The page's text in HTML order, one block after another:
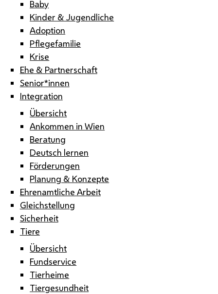
Baby
Kinder & Jugendliche
Adoption
Pflegefamilie
Krise
Ehe & Partnerschaft
Senior*innen
Integration
Übersicht
Ankommen in Wien
Beratung
Deutsch lernen
Förderungen
Planung & Konzepte
Ehrenamtliche Arbeit
Gleichstellung
Sicherheit
Tiere
Übersicht
Fundservice
Tierheime
Tiergesundheit